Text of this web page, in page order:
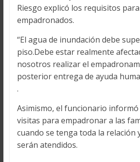
Riesgo explicó los requisitos
empadronados.
“El agua de inundación debe
piso.Debe estar realmente
nosotros realizar el
posterior entrega de ayuda
.
Asimismo, el funcionario
visitas para empadronar a las
cuando se tenga toda la relación
serán atendidos.